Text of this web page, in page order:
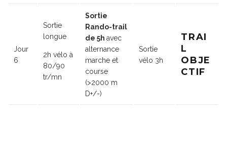
Jour
6
Sortie
longue
2h vélo à
80/90
tr/mn
Sortie
Rando-trail
de 5h avec
alternance
marche et
course
(>2000 m
D+/-)
Sortie
vélo 3h
TRAI
L
OBJE
CTIF